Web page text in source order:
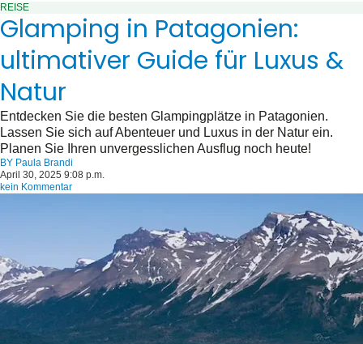
REISE
Glamping in Patagonien:
ultimativer Guide für Luxus &
Natur
Entdecken Sie die besten Glampingplätze in Patagonien.
Lassen Sie sich auf Abenteuer und Luxus in der Natur ein.
Planen Sie Ihren unvergesslichen Ausflug noch heute!
BY Paula Brandi
April 30, 2025 9:08 p.m.
kein Kommentar